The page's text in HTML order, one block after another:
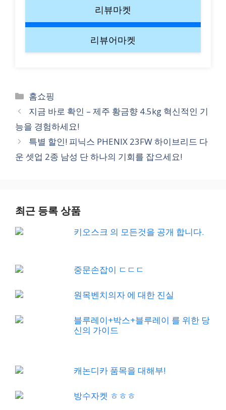
리뷰마켓
리뷰어마켓
Categories
홈쇼핑
지금 바로 확인 – 제주 황금향 4.5kg 혁신적인 기
능을 경험하세요!
특별 할인! 피닉스 PHENIX 23FW 하이브리드 다
운 셋업 2종 남성 단 하나의 기회를 잡으세요!
최근 등록 상품
키오스크 의 모든것을 공개 합니다.
중문손잡이 ㄷㄷㄷ
원목벤치의자 에 대한 진실
블루레이+박스+블루레이 를 위한 당
신의 가이드
캐논디카 품목을 대해부!
방수자켓 ㅎㅎㅎ